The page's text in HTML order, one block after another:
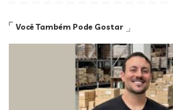
Você Também Pode Gostar